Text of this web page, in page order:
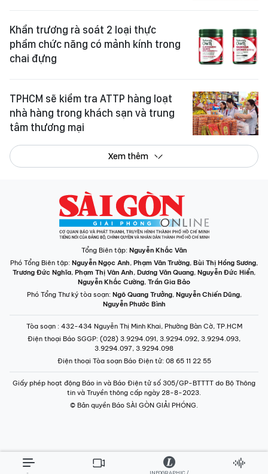
Khẩn trương rà soát 2 loại thực
phẩm chức năng có mảnh kính trong
chai đựng
TPHCM sẽ kiểm tra ATTP hàng loạt
nhà hàng trong khách sạn và trung
tâm thương mại
Xem thêm
Tổng Biên tập: Nguyễn Khắc Văn
Phó Tổng Biên tập: Nguyễn Ngọc Anh, Phạm Văn Trường, Bùi Thị Hồng Sương,
Trương Đức Nghĩa, Phạm Thị Vân Anh, Dương Văn Quang, Nguyễn Đức Hiển,
Nguyễn Khắc Cường, Trần Gia Bảo
Phó Tổng Thư ký tòa soạn: Ngô Quang Trưởng, Nguyễn Chiến Dũng,
Nguyễn Phước Bình
Tòa soạn : 432-434 Nguyễn Thị Minh Khai, Phường Bàn Cờ, TP.HCM
Điện thoại Báo SGGP: (028) 3.9294.091, 3.9294.092, 3.9294.093,
3.9294.097, 3.9294.098
Điện thoại Tòa soạn Báo Điện tử: 08 65 11 22 55
Giấy phép hoạt động Báo in và Báo Điện tử số 305/GP-BTTTT do Bộ Thông
tin và Truyền thông cấp ngày 28-8-2023.
© Bản quyền Báo SÀI GÒN GIẢI PHÓNG.
INFOGRAPHIC /